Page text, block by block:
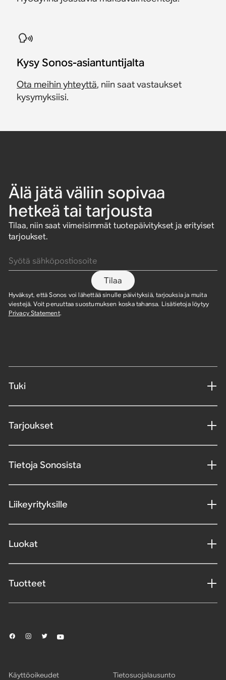
Kysy Sonos-asiantuntijalta
Ota meihin yhteyttä, niin saat vastaukset
kysymyksiisi.
Älä jätä väliin sopivaa
hetkeä tai tarjousta
Tilaa, niin saat viimeisimmät tuotepäivitykset ja erityiset
tarjoukset.
Tilaa
Hyväksyt, että Sonos voi lähettää sinulle päivityksiä, tarjouksia ja muita
viestejä. Voit peruuttaa suostumuksen koska tahansa. Lisätietoja löytyy
Privacy Statement.
Tuki
Tarjoukset
Tietoja Sonosista
Liikeyrityksille
Luokat
Tuotteet
Käyttöoikeudet Tietosuojalausunto